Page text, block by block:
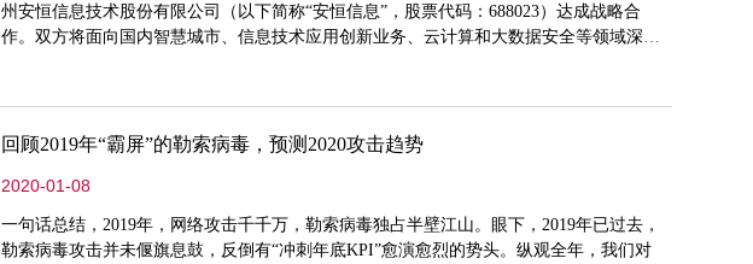
州安恒信息技术股份有限公司（以下简称“安恒信息”，股票代码：688023）达成战略合
作。双方将面向国内智慧城市、信息技术应用创新业务、云计算和大数据安全等领域深化
回顾2019年“霸屏”的勒索病毒，预测2020攻击趋势
2020-01-08
一句话总结，2019年，网络攻击千千万，勒索病毒独占半壁江山。眼下，2019年已过去，
勒索病毒攻击并未偃旗息鼓，反倒有“冲刺年底KPI”愈演愈烈的势头。纵观全年，我们对